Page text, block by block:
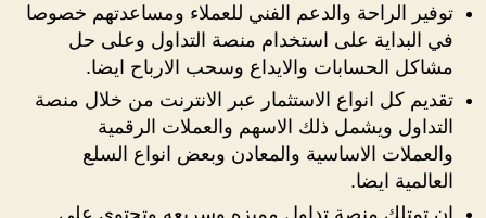
توفير الراحة والدعم الفني للعملاء ومساعدتهم خصوصا
في البداية على استخدام منصة التداول وعلى حل
مشاكل الحسابات والايداع وسحب الارباح ايضا.
تقديم كل انواع الاستثمار عبر الانترنت من خلال منصة
التداول ويشمل ذلك الاسهم والعملات الرقمية
والعملات الاساسية والمعادن وبعض انواع السلع
العالمية ايضا.
ان تمتلك منصة تداول مميزه وسريعه وتحتوي على